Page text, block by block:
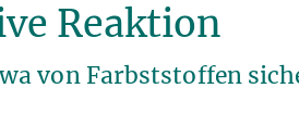
Reaktion
von Farbststoffen